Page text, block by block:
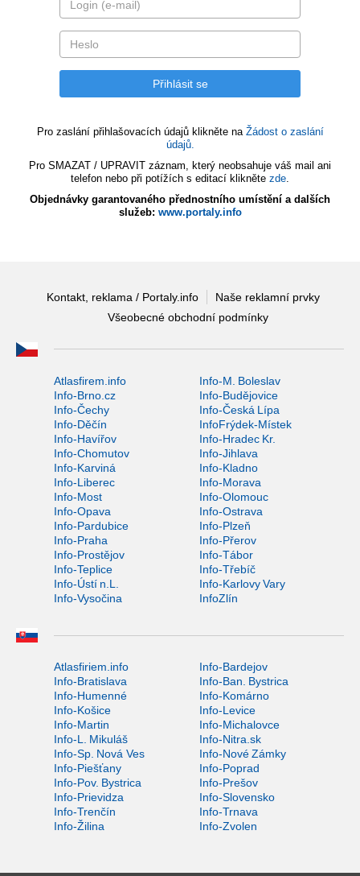
Pro zaslání přihlašovacích údajů klikněte na Žádost o zaslání
údajů.
Pro SMAZAT / UPRAVIT záznam, který neobsahuje váš mail ani
telefon nebo při potížích s editací klikněte zde.
Objednávky garantovaného přednostního umístění a dalších
služeb: www.portaly.info
Kontakt, reklama / Portaly.info
Naše reklamní prvky
Všeobecné obchodní podmínky
Atlasfirem.info
Info-M. Boleslav
Info-Brno.cz
Info-Budějovice
Info-Čechy
Info-Česká Lípa
Info-Děčín
InfoFrýdek-Místek
Info-Havířov
Info-Hradec Kr.
Info-Chomutov
Info-Jihlava
Info-Karviná
Info-Kladno
Info-Liberec
Info-Morava
Info-Most
Info-Olomouc
Info-Opava
Info-Ostrava
Info-Pardubice
Info-Plzeň
Info-Praha
Info-Přerov
Info-Prostějov
Info-Tábor
Info-Teplice
Info-Třebíč
Info-Ústí n.L.
Info-Karlovy Vary
Info-Vysočina
InfoZlín
Atlasfiriem.info
Info-Bardejov
Info-Bratislava
Info-Ban. Bystrica
Info-Humenné
Info-Komárno
Info-Košice
Info-Levice
Info-Martin
Info-Michalovce
Info-L. Mikuláš
Info-Nitra.sk
Info-Sp. Nová Ves
Info-Nové Zámky
Info-Piešťany
Info-Poprad
Info-Pov. Bystrica
Info-Prešov
Info-Prievidza
Info-Slovensko
Info-Trenčín
Info-Trnava
Info-Žilina
Info-Zvolen